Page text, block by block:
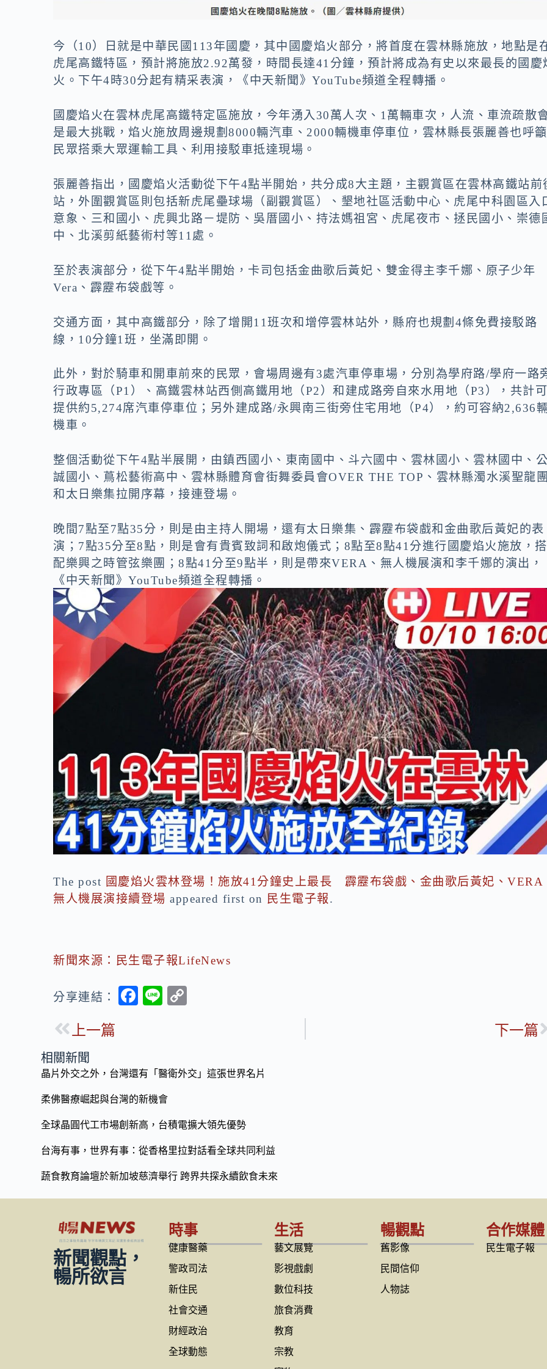
今（10）日就是中華民國113年國慶，其中國慶焰火部分，將首度在雲林縣施放，地點是
虎尾高鐵特區，預計將施放2.92萬發，時間長達41分鐘，預計將成為有史以來最長的國慶
火。下午4時30分起有精采表演，《中天新聞》YouTube頻道全程轉播。
國慶焰火在雲林虎尾高鐵特定區施放，今年湧入30萬人次、1萬輛車次，人流、車流疏散
是最大挑戰，焰火施放周邊規劃8000輛汽車、2000輛機車停車位，雲林縣長張麗善也呼籲
民眾搭乘大眾運輸工具、利用接駁車抵達現場。
張麗善指出，國慶焰火活動從下午4點半開始，共分成8大主題，主觀賞區在雲林高鐵站前
站，外圍觀賞區則包括新虎尾壘球場（副觀賞區）、墾地社區活動中心、虎尾中科園區入
意象、三和國小、虎興北路－堤防、吳厝國小、持法媽祖宮、虎尾夜市、拯民國小、崇德
中、北溪剪紙藝術村等11處。
至於表演部分，從下午4點半開始，卡司包括金曲歌后黃妃、雙金得主李千娜、原子少年
Vera、霹靂布袋戲等。
交通方面，其中高鐵部分，除了增開11班次和增停雲林站外，縣府也規劃4條免費接駁路
線，10分鐘1班，坐滿即開。
此外，對於騎車和開車前來的民眾，會場周邊有3處汽車停車場，分別為學府路/學府一路
行政專區（P1）、高鐵雲林站西側高鐵用地（P2）和建成路旁自來水用地（P3），共計
提供約5,274席汽車停車位；另外建成路/永興南三街旁住宅用地（P4），約可容納2,636
機車。
整個活動從下午4點半展開，由鎮西國小、東南國中、斗六國中、雲林國小、雲林國中、
誠國小、蔦松藝術高中、雲林縣體育會街舞委員會OVER THE TOP、雲林縣濁水溪聖龍
和太日樂集拉開序幕，接連登場。
晚間7點至7點35分，則是由主持人開場，還有太日樂集、霹靂布袋戲和金曲歌后黃妃的表
演；7點35分至8點，則是會有貴賓致詞和啟炮儀式；8點至8點41分進行國慶焰火施放，搭
配樂興之時管弦樂團；8點41分至9點半，則是帶來VERA、無人機展演和李千娜的演出，
《中天新聞》YouTube頻道全程轉播。
The post 國慶焰火雲林登場！施放41分鐘史上最長 霹靂布袋戲、金曲歌后黃妃、VERA
無人機展演接續登場 appeared first on 民生電子報.
新聞來源：民生電子報LifeNews
分享連結：
F
o
o
Li
Li
上一篇 下一篇
相關新聞
晶片外交之外，台灣還有「醫衛外交」這張世界名片
柔佛醫療崛起與台灣的新機會
全球晶圓代工市場創新高，台積電擴大領先優勢
台海有事，世界有事：從香格里拉對話看全球共同利益
蔬食教育論壇於新加坡慈濟舉行 跨界共探永續飲食未來
新聞觀點，
暢所欲言
時事
健康醫藥
警政司法
新住民
社會交通
財經政治
全球動態
生活
藝文展覽
影視戲劇
數位科技
旅食消費
教育
宗教
暢觀點
舊影像
民間信仰
人物誌
合作媒體
民生電子報